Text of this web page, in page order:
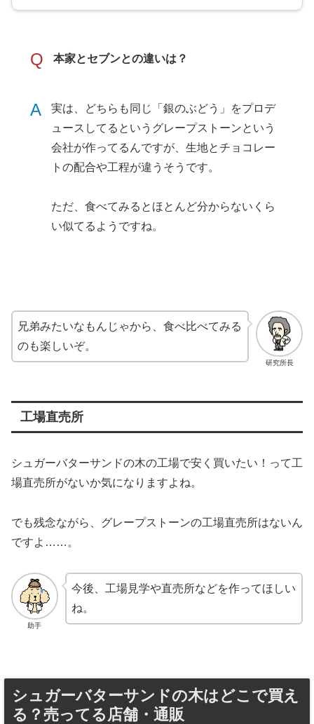
Q 本家とセブンとの違いは？
A
実は、どちらも同じ「銀のぶどう」をプロデ
ュースしてるというグレープストーンという
会社が作ってるんですが、生地とチョコレー
トの配合や工程が違うそうです。
ただ、食べてみるとほとんど分からないくら
い似てるようですね。
研究所長
兄弟みたいなもんじゃから、食べ比べてみる
のも楽しいぞ。
工場直売所
シュガーバターサンドの木の工場で安く買いたい！って工
場直売所がないか気になりますよね。
でも残念ながら、グレープストーンの工場直売所はないん
ですよ……。
助手
今後、工場見学や直売所などを作ってほしい
ね。
シュガーバターサンドの木はどこで買え
る？売ってる店舗・通販